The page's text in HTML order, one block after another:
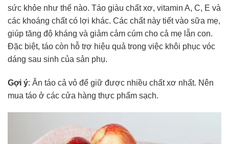
sức khỏe như thế nào. Táo giàu chất xơ, vitamin A, C, E và
các khoáng chất có lợi khác. Các chất này tiết vào sữa mẹ,
giúp tăng độ kháng và giảm cảm cúm cho cả mẹ lẫn con.
Đặc biệt, táo còn hỗ trợ hiệu quả trong việc khôi phục vóc
dáng sau sinh của sản phụ.
Gợi ý: Ăn táo cả vỏ để giữ được nhiều chất xơ nhất. Nên
mua táo ở các cửa hàng thực phẩm sạch.